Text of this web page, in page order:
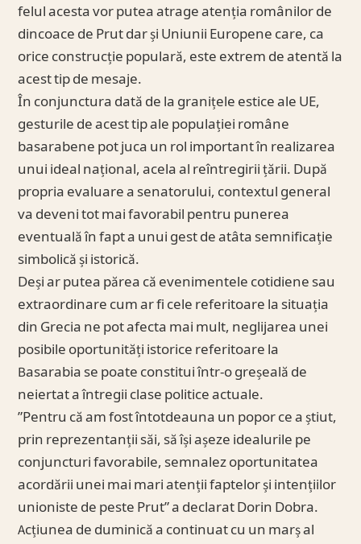
felul acesta vor putea atrage atenția românilor de
dincoace de Prut dar și Uniunii Europene care, ca
orice construcție populară, este extrem de atentă la
acest tip de mesaje.
În conjunctura dată de la granițele estice ale UE,
gesturile de acest tip ale populației române
basarabene pot juca un rol important în realizarea
unui ideal național, acela al reîntregirii țării. După
propria evaluare a senatorului, contextul general
va deveni tot mai favorabil pentru punerea
eventuală în fapt a unui gest de atâta semnificație
simbolică și istorică.
Deși ar putea părea că evenimentele cotidiene sau
extraordinare cum ar fi cele referitoare la situația
din Grecia ne pot afecta mai mult, neglijarea unei
posibile oportunități istorice referitoare la
Basarabia se poate constitui într-o greșeală de
neiertat a întregii clase politice actuale.
”Pentru că am fost întotdeauna un popor ce a știut,
prin reprezentanții săi, să își așeze idealurile pe
conjuncturi favorabile, semnalez oportunitatea
acordării unei mai mari atenții faptelor și intențiilor
unioniste de peste Prut” a declarat Dorin Dobra.
Acțiunea de duminică a continuat cu un marș al